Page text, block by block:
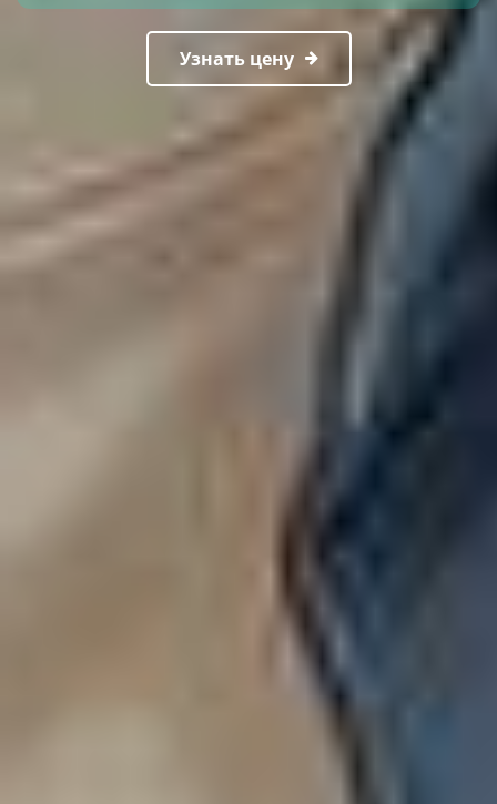
Узнать цену